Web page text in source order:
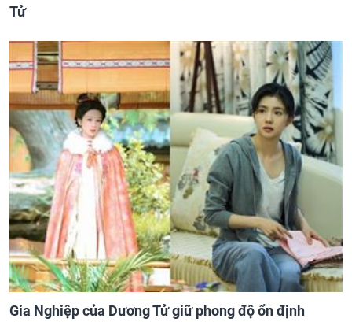
Tử
Gia Nghiệp của Dương Tử giữ phong độ ổn định